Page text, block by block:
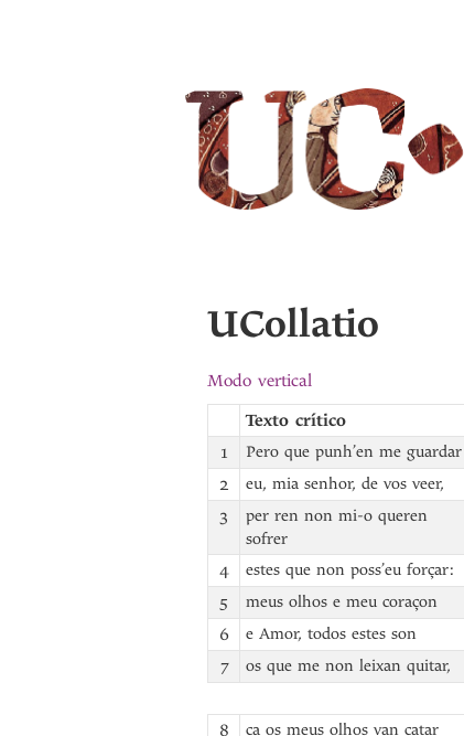
UCollatio
Modo vertical
Texto crítico
1
Pero que punh’en me guardar
2 eu, mia senhor, de vos veer,
3
per ren non mi-o queren
sofrer
4 estes que non poss’eu forçar:
5 meus olhos e meu coraçon
6 e Amor, todos estes son
7 os que me non leixan quitar,
8 ca os meus olhos van catar